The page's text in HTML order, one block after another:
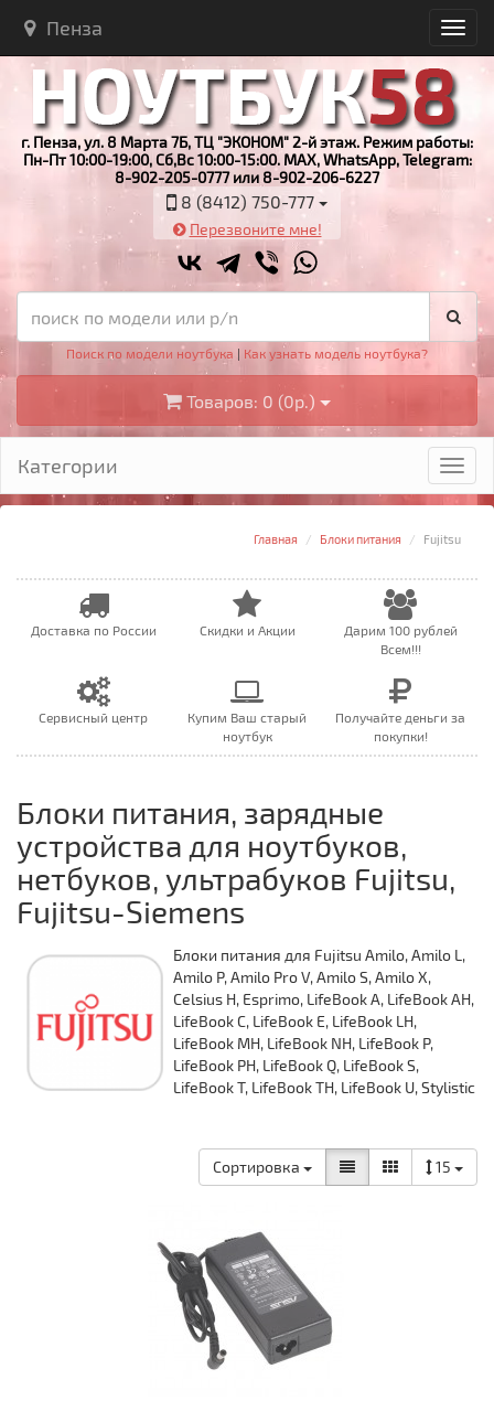
Пенза
г. Пенза, ул. 8 Марта 7Б, ТЦ "ЭКОНОМ" 2-й этаж. Режим работы:
Пн-Пт 10:00-19:00, Сб,Вс 10:00-15:00. MAX, WhatsApp, Telegram:
8-902-205-0777 или 8-902-206-6227
8 (8412) 750-777
Перезвоните мне!
Поиск по модели ноутбука | Как узнать модель ноутбука?
Товаров: 0 (0р.)
Категории
Главная Блоки питания Fujitsu
Доставка по России Скидки и Акции
Дарим 100 рублей
Всем!!!
Сервисный центр
Купим Ваш старый
ноутбук
Получайте деньги за
покупки!
Блоки питания, зарядные
устройства для ноутбуков,
нетбуков, ультрабуков Fujitsu,
Fujitsu-Siemens
Блоки питания для Fujitsu Amilo, Amilo L,
Amilo P, Amilo Pro V, Amilo S, Amilo X,
Celsius H, Esprimo, LifeBook A, LifeBook AH,
LifeBook C, LifeBook E, LifeBook LH,
LifeBook MH, LifeBook NH, LifeBook P,
LifeBook PH, LifeBook Q, LifeBook S,
LifeBook T, LifeBook TH, LifeBook U, Stylistic
Сортировка 15